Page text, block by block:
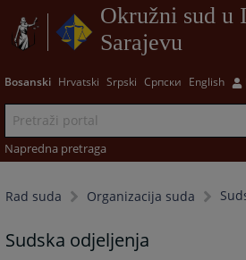
Okružni sud u
Sarajevu
Bosanski Hrvatski Srpski Српски English
Napredna pretraga
Rad suda Organizacija suda
Sudska odjeljenja